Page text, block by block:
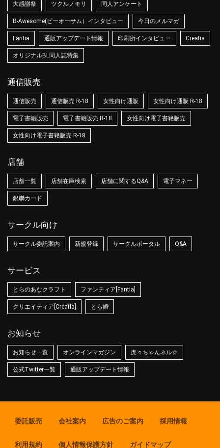
大感謝祭 ツクルノモリ 同人アンケート
B-Awesome(ビーオーサム）インタビュー 今日のメルマガ
Fantia 通販アップデート情報 印刷所インタビュー Creatia
オリジナルBL同人誌特集
通信販売
通信販売 通信販売 R-18 女性向け通販 女性向け通販 R-18
電子書籍販売 電子書籍販売 R-18 女性向け電子書籍販売
女性向け電子書籍販売 R-18
店舗
店舗一覧 店舗在庫検索 店舗に関するQ&A 電子マネー
銀聯カード
サークル向け
サークル委託案内 新規登録 サークルポータル Q&A
サービス
とらのあなクラフト ファンティア[Fantia]
クリエイティア[Creatia] とら婚
お知らせ
お知らせ一覧 オンラインマガジン 虎々ちゃんネル☆
公式Twitter一覧 通販アップデート情報
委託販売 会社案内 広告のご案内 採用情報
利用規約 個人情報保護方針 ガイドマップ